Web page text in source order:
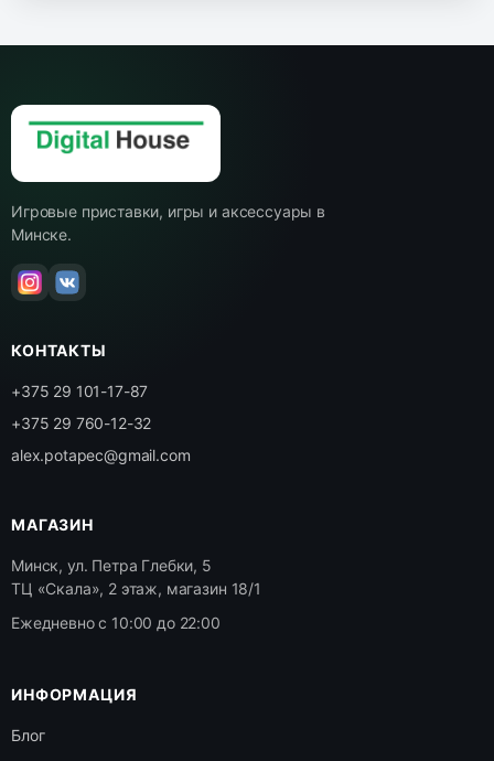
Игровые приставки, игры и аксессуары в
Минске.
КОНТАКТЫ
+375 29 101-17-87
+375 29 760-12-32
alex.potapec@gmail.com
МАГАЗИН
Минск, ул. Петра Глебки, 5
ТЦ «Скала», 2 этаж, магазин 18/1
Ежедневно с 10:00 до 22:00
ИНФОРМАЦИЯ
Блог